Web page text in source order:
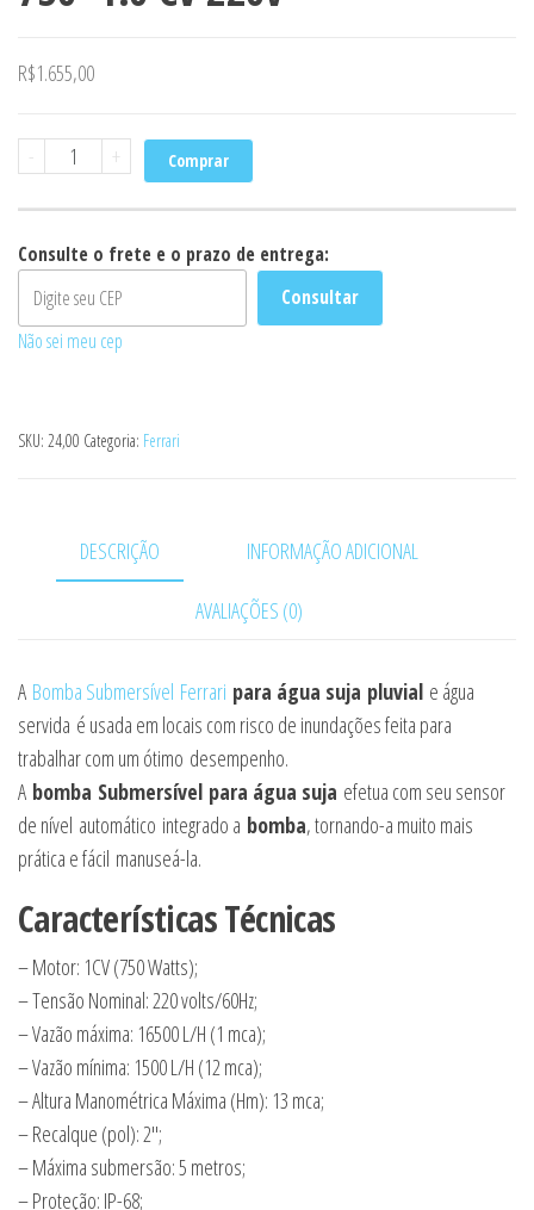
R$1.655,00
-
Bomba
Ferrari
Bsef
750-
1.0
CV
+ Comprar
Consulte o frete e o prazo de entrega:
Consultar
Não sei meu cep
SKU: 24,00 Categoria: Ferrari
DESCRIÇÃO INFORMAÇÃO ADICIONAL
AVALIAÇÕES (0)
A Bomba Submersível Ferrari para água suja pluvial e água
servida é usada em locais com risco de inundações feita para
trabalhar com um ótimo desempenho.
A bomba Submersível para água suja efetua com seu sensor
de nível automático integrado a bomba, tornando-a muito mais
prática e fácil manuseá-la.
Características Técnicas
– Motor: 1CV (750 Watts);
– Tensão Nominal: 220 volts/60Hz;
– Vazão máxima: 16500 L/H (1 mca);
– Vazão mínima: 1500 L/H (12 mca);
– Altura Manométrica Máxima (Hm): 13 mca;
– Recalque (pol): 2″;
– Máxima submersão: 5 metros;
– Proteção: IP-68;